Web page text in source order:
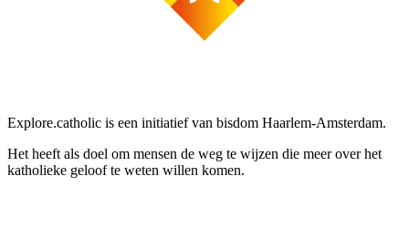
Explore.catholic is een initiatief van bisdom Haarlem-Amsterdam.
Het heeft als doel om mensen de weg te wijzen die meer over het
katholieke geloof te weten willen komen.